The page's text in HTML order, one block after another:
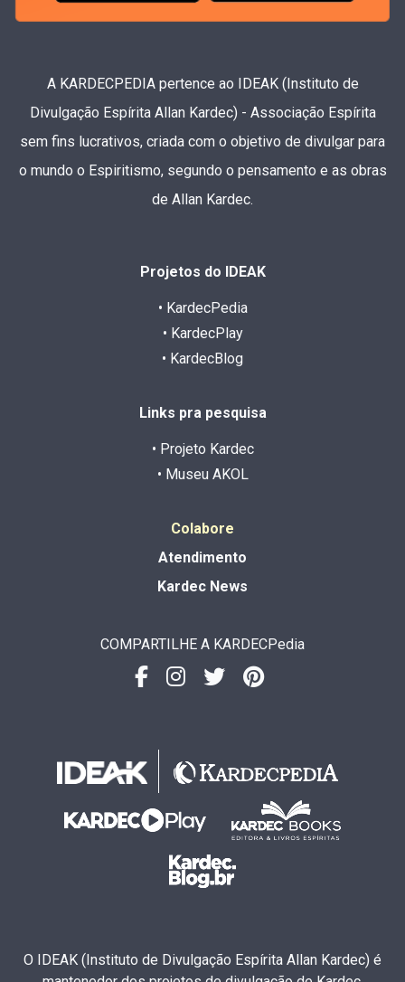
A KARDECPEDIA pertence ao IDEAK (Instituto de
Divulgação Espírita Allan Kardec) - Associação Espírita
sem fins lucrativos, criada com o objetivo de divulgar para
o mundo o Espiritismo, segundo o pensamento e as obras
de Allan Kardec.
Projetos do IDEAK
• KardecPedia
• KardecPlay
• KardecBlog
Links pra pesquisa
• Projeto Kardec
• Museu AKOL
Colabore
Atendimento
Kardec News
COMPARTILHE A KARDECPedia
O IDEAK (Instituto de Divulgação Espírita Allan Kardec) é